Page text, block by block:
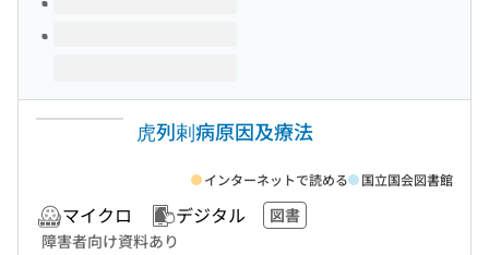
虎列剌病原因及療法
マイクロ デジタル
図書
障害者向け資料あり
インターネットで読める 国立国会図書館